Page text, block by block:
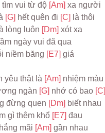
vui từ độ [Am] xa người
[G] hết quên đi [C] là thôi
lòng luôn [Dm] xót xa
ngày vui đã qua
niềm băng [E7] giá
yêu thật là [Am] nhiệm màu
ngàn [G] nhớ có bao [C]
đừng quen [Dm] biết nhau
gì thêm khổ [E7] đau
mãi [Am] gần nhau